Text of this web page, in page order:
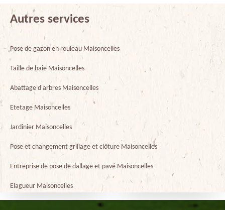
Autres services
Pose de gazon en rouleau Maisoncelles
Taille de haie Maisoncelles
Abattage d'arbres Maisoncelles
Etetage Maisoncelles
Jardinier Maisoncelles
Pose et changement grillage et clôture Maisoncelles
Entreprise de pose de dallage et pavé Maisoncelles
Elagueur Maisoncelles